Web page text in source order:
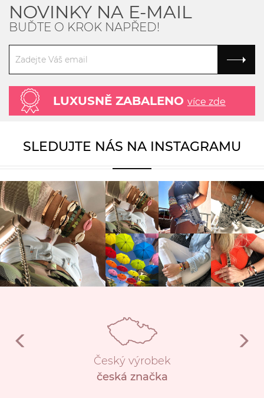
NOVINKY NA E-MAIL
BUĎTE O KROK NAPŘED!
LUXUSNĚ ZABALENO více zde
SLEDUJTE NÁS NA INSTAGRAMU
Český výrobek
česká značka